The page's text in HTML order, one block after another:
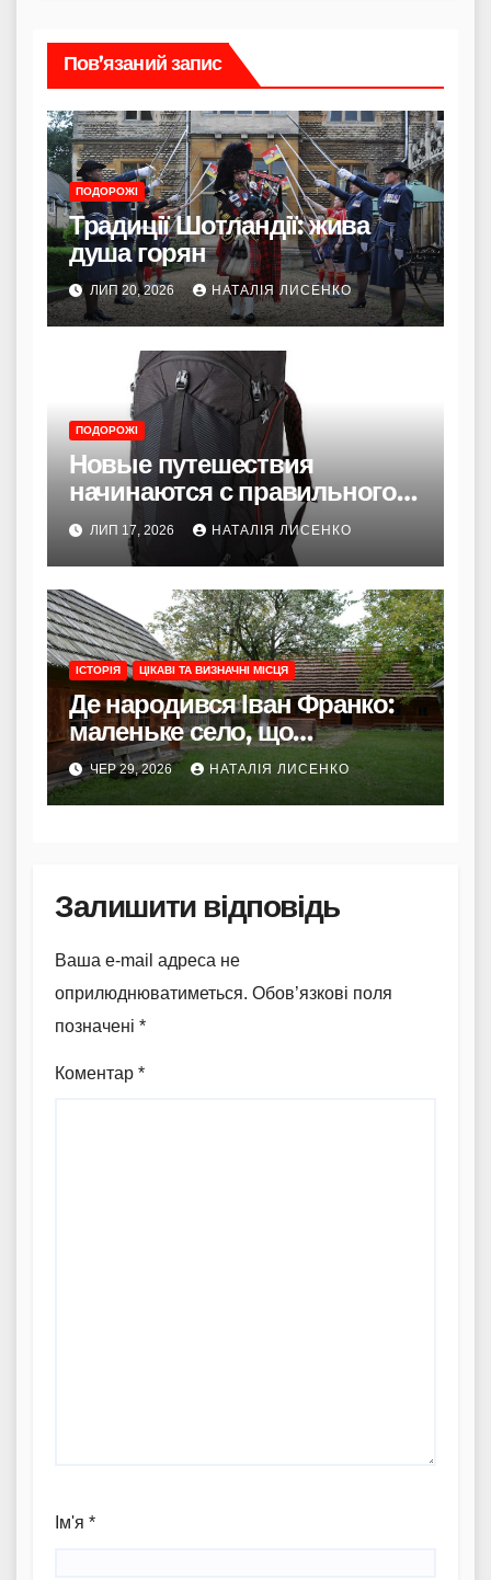
Пов’язаний запис
ПОДОРОЖІ
Традиції Шотландії: жива
душа горян
ЛИП 20, 2026 НАТАЛІЯ ЛИСЕНКО
ПОДОРОЖІ
Новые путешествия
начинаются с правильного
рюкзака
ЛИП 17, 2026 НАТАЛІЯ ЛИСЕНКО
ІСТОРІЯ ЦІКАВІ ТА ВИЗНАЧНІ МІСЦЯ
Де народився Іван Франко:
маленьке село, що
подарувало Україні великого
Каменяра
ЧЕР 29, 2026 НАТАЛІЯ ЛИСЕНКО
Залишити відповідь
Ваша e-mail адреса не
оприлюднюватиметься. Обов’язкові поля
позначені *
Коментар *
Ім'я *